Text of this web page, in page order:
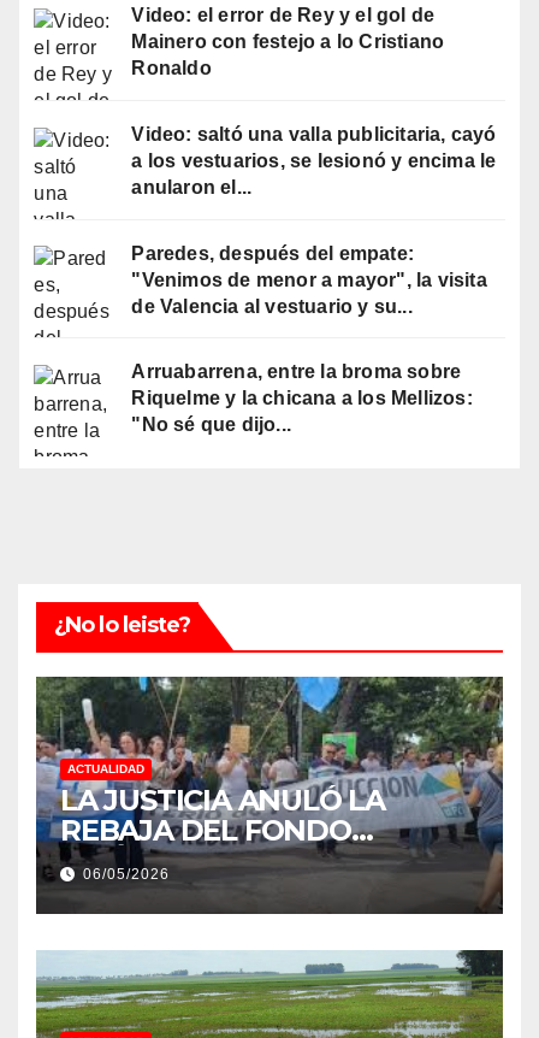
Video: el error de Rey y el gol de
Mainero con festejo a lo Cristiano
Ronaldo
Video: saltó una valla publicitaria, cayó
a los vestuarios, se lesionó y encima le
anularon el...
Paredes, después del empate:
"Venimos de menor a mayor", la visita
de Valencia al vestuario y su...
Arruabarrena, entre la broma sobre
Riquelme y la chicana a los Mellizos:
"No sé que dijo...
¿No lo leiste?
ACTUALIDAD
LA JUSTICIA ANULÓ LA
REBAJA DEL FONDO
ESTÍMULO A EMPLEADOS DE
PRODUCCIÓN DE LA
PROVINCIA DEL CHACO
06/05/2026